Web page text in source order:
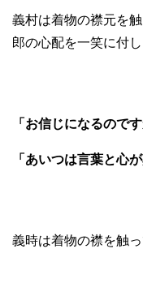
義村は着物の襟元を
郎の心配を一笑に付
「お信じになるのです
「あいつは言葉と心
義時は着物の襟を触っ